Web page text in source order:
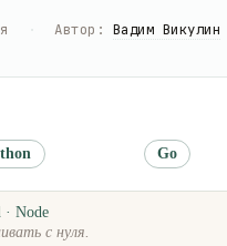
Автор : Вадим Викулин
Go
· Node
с нуля.